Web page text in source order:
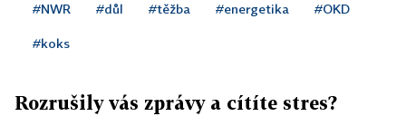
#NWR #důl #těžba #energetika #OKD
#koks
Rozrušily vás zprávy a cítíte stres?